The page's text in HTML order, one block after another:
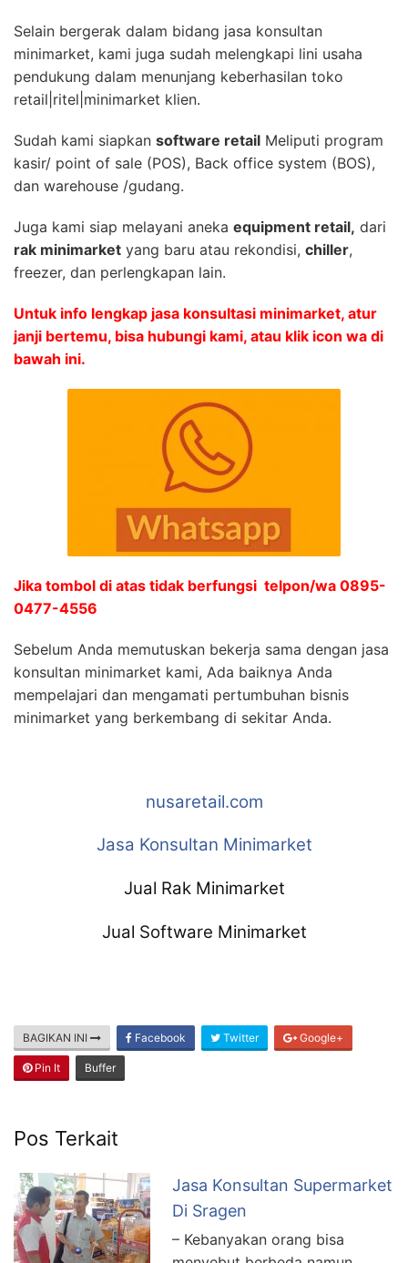
Selain bergerak dalam bidang jasa konsultan
minimarket, kami juga sudah melengkapi lini usaha
pendukung dalam menunjang keberhasilan toko
retail|ritel|minimarket klien.
Sudah kami siapkan software retail Meliputi program
kasir/ point of sale (POS), Back office system (BOS),
dan warehouse /gudang.
Juga kami siap melayani aneka equipment retail, dari
rak minimarket yang baru atau rekondisi, chiller,
freezer, dan perlengkapan lain.
Untuk info lengkap jasa konsultasi minimarket, atur
janji bertemu, bisa hubungi kami, atau klik icon wa di
bawah ini.
Jika tombol di atas tidak berfungsi telpon/wa 0895-
0477-4556
Sebelum Anda memutuskan bekerja sama dengan jasa
konsultan minimarket kami, Ada baiknya Anda
mempelajari dan mengamati pertumbuhan bisnis
minimarket yang berkembang di sekitar Anda.
nusaretail.com
Jasa Konsultan Minimarket
Jual Rak Minimarket
Jual Software Minimarket
BAGIKAN INI Facebook Twitter Google+
Pin It Buffer
Pos Terkait
Jasa Konsultan Supermarket
Di Sragen
– Kebanyakan orang bisa